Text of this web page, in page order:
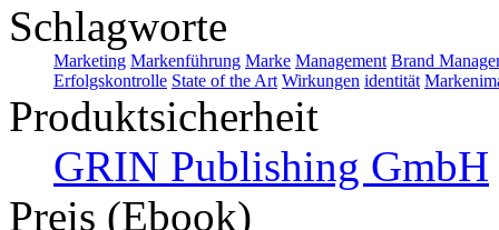
Schlagworte
Marketing Markenführung Marke Management Brand
Erfolgskontrolle State of the Art Wirkungen identität
Produktsicherheit
GRIN Publishing GmbH
Preis (Ebook)